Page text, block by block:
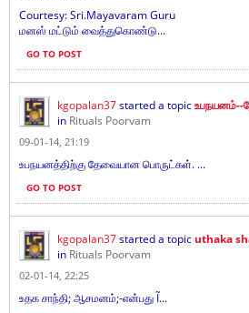
Courtesy: Sri.Mayavaram Guru
மனஸ் மட்டும் வைத்துகொண்டு...
GO TO POST
kgopalan37started a topicஉபநயனம்--
in Rituals Poorvam
09-01-14, 21:19
உபநயனத்திற்கு தேவையான பொருட்கள். ...
GO TO POST
kgopalan37started a topic uthaka
in Rituals Poorvam
02-01-14, 22:25
உதக சாந்தி; ஆசமனம்;-என்பது Ĩ...